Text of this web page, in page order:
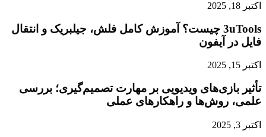
اکتبر 18, 2025
3uTools چیست؟ آموزش کامل فلش، جیلبریک و انتقال
فایل در آیفون
اکتبر 15, 2025
تأثیر بازی‌های ویدیویی بر مهارت تصمیم‌گیری؛ بررسی
علمی، روش‌ها و راهکارهای عملی
اکتبر 3, 2025